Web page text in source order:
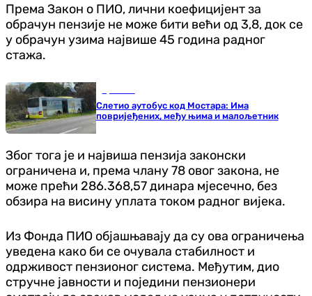
Према Закон о ПИО, лични коефицијент за
обрачун пензије не може бити већи од 3,8, док се
у обрачун узима највише 45 година радног
стажа.
Слетио аутобус код Мостара: Има
повријеђених, међу њима и малољетник
Због тога је и највиша пензија законски
ограничена и, према члану 78 овог закона, не
може прећи 286.368,57 динара мјесечно, без
обзира на висину уплата током радног вијека.
Из Фонда ПИО објашњавају да су ова ограничења
уведена како би се очувала стабилност и
одрживост пензионог система. Међутим, дио
стручне јавности и поједини пензионери